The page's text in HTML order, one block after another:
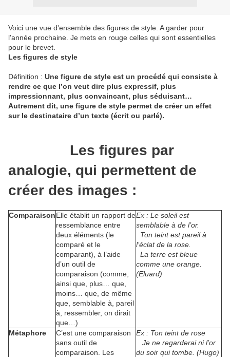
Voici une vue d'ensemble des figures de style. A garder pour
l'année prochaine. Je mets en rouge celles qui sont essentielles
pour le brevet.
Les figures de style
Définition : Une figure de style est un procédé qui consiste à
rendre ce que l’on veut dire plus expressif, plus
impressionnant, plus convaincant, plus séduisant…
Autrement dit, une figure de style permet de créer un effet
sur le destinataire d’un texte (écrit ou parlé).
Les figures par
analogie, qui permettent de
créer des images :
ComparaisonElle établit un rapport de
ressemblance entre
deux éléments (le
comparé et le
comparant), à l’aide
d’un outil de
comparaison (comme,
ainsi que, plus… que,
moins… que, de même
que, semblable à, pareil
à, ressembler, on dirait
que…)
Ex : Le soleil est
semblable à de l’or.
Ton teint est pareil à
l’éclat de la rose.
La terre est bleue
comme une orange.
(Eluard)
Métaphore
C’est une comparaison
sans outil de
comparaison. Les
Ex : Ton teint de rose
Je ne regarderai ni l’or
du soir qui tombe. (Hugo)